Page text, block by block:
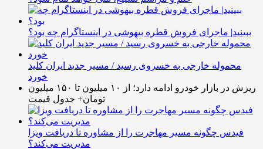
ببینید| ماجرای فروش قطره بیهوشی در اینستاگرام چه بود؟
محموله خارجی به خسروی رسید / مسیر جدید ایران کلید
خورد
ریزش در بازار خودرو ادامه دارد؛ از ۱۰ میلیون تا ۱۵۰ میلیون
تومان+ جدول قیمت
فیدس چگونه مسیر مهاجرت را از مشاوره تا دریافت ویزا
مدیریت می‌کند؟